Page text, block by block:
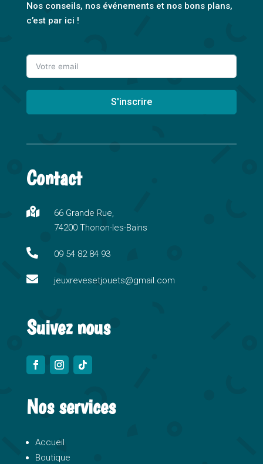
Nos conseils, nos événements et nos bons plans,
c’est par ici !
S'inscrire
l
e
n
a
i
e
Contact

66 Grande Rue,
74200 Thonon-les-Bains
 09 54 82 84 93
 jeuxrevesetjouets@gmail.com
Suivez nous
Nos services
Accueil
Boutique